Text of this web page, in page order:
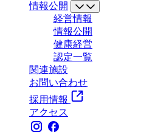
情報公開
経営情報
情報公開
健康経営
認定一覧
関連施設
お問い合わせ
採用情報
アクセス